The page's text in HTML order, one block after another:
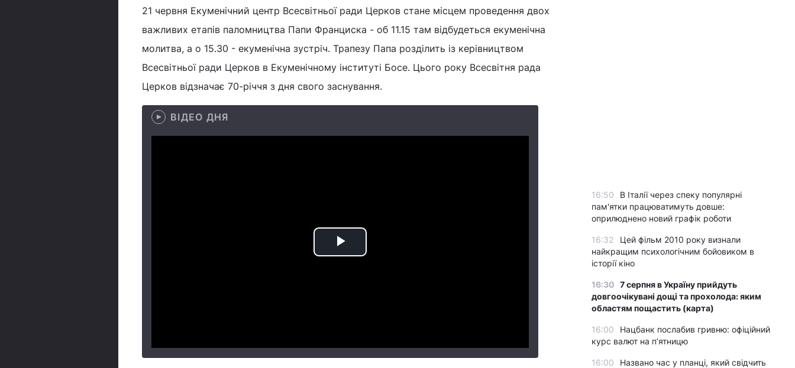
21 червня Екуменічний центр Всесвітньої ради Церков стане місцем проведення двох
важливих етапів паломництва Папи Франциска - об 11.15 там відбудеться екуменічна
молитва, а о 15.30 - екуменічна зустріч. Трапезу Папа розділить із керівництвом
Всесвітньої ради Церков в Екуменічному інституті Босе. Цього року Всесвітня рада
Церков відзначає 70-річчя з дня свого заснування.
ВІДЕО ДНЯ
Play
16:50
В Італії через спеку популярні
пам'ятки працюватимуть довше:
оприлюднено новий графік роботи
16:32
Цей фільм 2010 року визнали
найкращим психологічним бойовиком в
історії кіно
16:30 7 серпня в Україну прийдуть
довгоочікувані дощі та прохолода: яким
областям пощастить (карта)
16:00
Нацбанк послабив гривню: офіційний
курс валют на п’ятницю
16:00
Названо час у планці, який свідчить